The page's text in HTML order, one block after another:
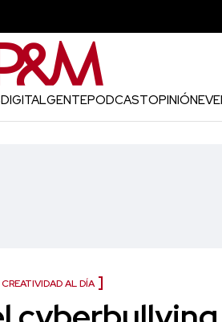
DIGITALGENTEPODCASTOPINIÓN
CREATIVIDAD AL DÍA